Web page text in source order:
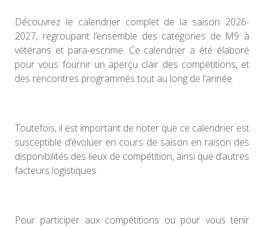
Découvrez le calendrier complet de la saison 2026-
2027, regroupant l’ensemble des catégories de M9 à
vétérans et para-escrime. Ce calendrier a été élaboré
pour vous fournir un aperçu clair des compétitions, et
des rencontres programmés tout au long de l’année.
Toutefois, il est important de noter que ce calendrier est
susceptible d’évoluer en cours de saison en raison des
disponibilités des lieux de compétition, ainsi que d’autres
facteurs logistiques.
Pour participer aux compétitions ou pour vous tenir